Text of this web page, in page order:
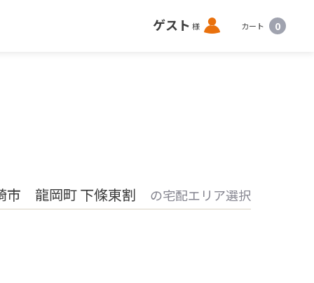
ゲスト 様 ロ
グ
カート 0
龍岡町 下條東割 の宅配エリア選択